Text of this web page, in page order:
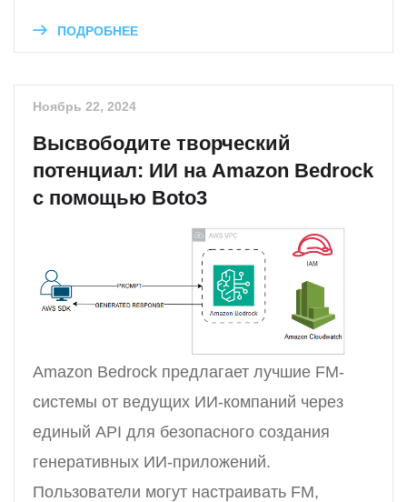
ПОДРОБНЕЕ
Ноябрь 22, 2024
Высвободите творческий
потенциал: ИИ на Amazon Bedrock
с помощью Boto3
Amazon Bedrock предлагает лучшие FM-
системы от ведущих ИИ-компаний через
единый API для безопасного создания
генеративных ИИ-приложений.
Пользователи могут настраивать FM,